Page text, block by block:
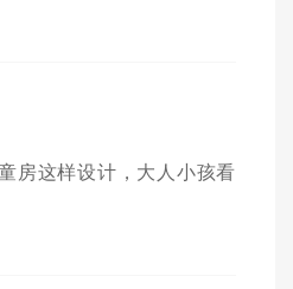
房这样设计，大人小孩看